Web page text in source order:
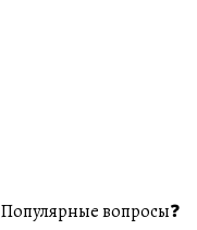
Популярные вопросы❓